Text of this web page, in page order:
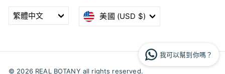
繁體中文 美國 (USD $)
© 2026 REAL BOTANY all rights reserved.
我可以幫到你嗎？